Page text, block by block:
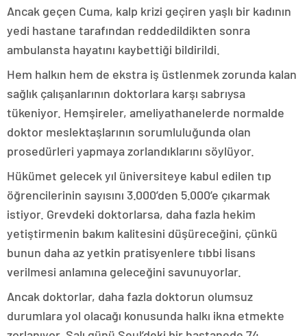
Ancak geçen Cuma, kalp krizi geçiren yaşlı bir kadının
yedi hastane tarafından reddedildikten sonra
ambulansta hayatını kaybettiği bildirildi.
Hem halkın hem de ekstra iş üstlenmek zorunda kalan
sağlık çalışanlarının doktorlara karşı sabrıysa
tükeniyor. Hemşireler, ameliyathanelerde normalde
doktor meslektaşlarının sorumluluğunda olan
prosedürleri yapmaya zorlandıklarını söylüyor.
Hükümet gelecek yıl üniversiteye kabul edilen tıp
öğrencilerinin sayısını 3.000’den 5.000’e çıkarmak
istiyor. Grevdeki doktorlarsa, daha fazla hekim
yetiştirmenin bakım kalitesini düşüreceğini, çünkü
bunun daha az yetkin pratisyenlere tıbbi lisans
verilmesi anlamına geleceğini savunuyorlar.
Ancak doktorlar, daha fazla doktorun olumsuz
durumlara yol olacağı konusunda halkı ikna etmekte